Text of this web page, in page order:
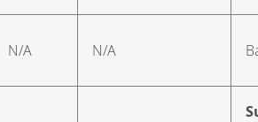
N/A N/A